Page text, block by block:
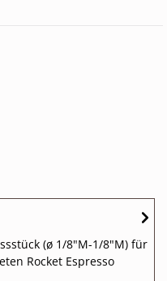
(ø 1/8"M-1/8"M) für
Rocket Espresso